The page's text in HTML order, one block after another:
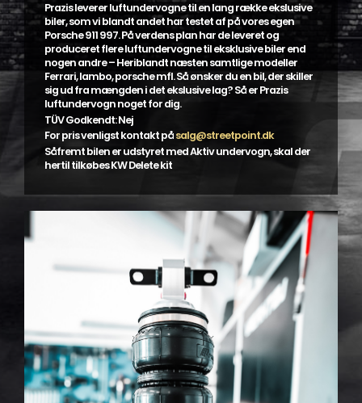
Prazis leverer luftundervogne til en lang række ekslusive
biler, som vi blandt andet har testet af på vores egen
Porsche 911 997. På verdens plan har de leveret og
produceret flere luftundervogne til eksklusive biler end
nogen andre – Heriblandt næsten samtlige modeller
Ferrari, lambo, porsche mfl. Så ønsker du en bil, der skiller
sig ud fra mængden i det ekslusive lag? Så er Prazis
luftundervogn noget for dig.
TÜV Godkendt: Nej
For pris venligst kontakt påsalg@streetpoint.dk
Såfremt bilen er udstyret med Aktiv undervogn, skal der
hertil tilkøbes KW Delete kit